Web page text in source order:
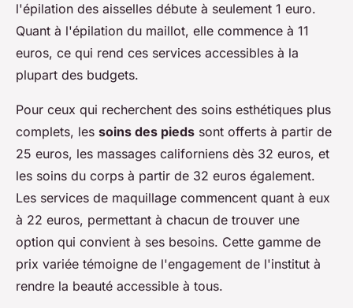
l'épilation des aisselles débute à seulement 1 euro.
Quant à l'épilation du maillot, elle commence à 11
euros, ce qui rend ces services accessibles à la
plupart des budgets.
Pour ceux qui recherchent des soins esthétiques plus
complets, les soins des pieds sont offerts à partir de
25 euros, les massages californiens dès 32 euros, et
les soins du corps à partir de 32 euros également.
Les services de maquillage commencent quant à eux
à 22 euros, permettant à chacun de trouver une
option qui convient à ses besoins. Cette gamme de
prix variée témoigne de l'engagement de l'institut à
rendre la beauté accessible à tous.